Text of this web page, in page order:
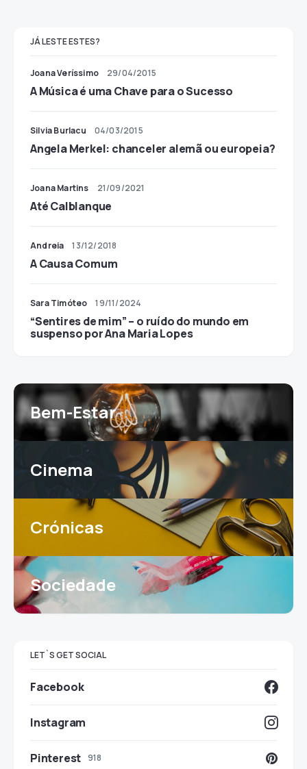
JÁ LESTE ESTES?
Joana Veríssimo 29/04/2015
A Música é uma Chave para o Sucesso
Silvia Burlacu 04/03/2015
Angela Merkel: chanceler alemã ou europeia?
Joana Martins 21/09/2021
Até Calblanque
Andreia 13/12/2018
A Causa Comum
Sara Timóteo 19/11/2024
“Sentires de mim” – o ruído do mundo em
suspenso por Ana Maria Lopes
Bem-Estar
Cinema
Crónicas
Sociedade
LET`S GET SOCIAL
Facebook
Instagram
Pinterest 918